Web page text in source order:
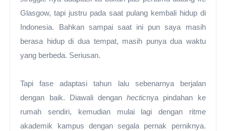
Glasgow, tapi justru pada saat pulang kembali hidup di
Indonesia. Bahkan sampai saat ini pun saya masih
berasa hidup di dua tempat, masih punya dua waktu
yang berbeda. Seriusan.
Tapi fase adaptasi tahun lalu sebenarnya berjalan
dengan baik. Diawali denganhecticnya pindahan ke
rumah sendiri, kemudian mulai lagi dengan ritme
akademik kampus dengan segala pernak perniknya.